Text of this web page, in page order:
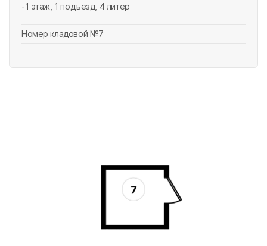
-1 этаж, 1 подъезд, 4 литер
Номер кладовой №7